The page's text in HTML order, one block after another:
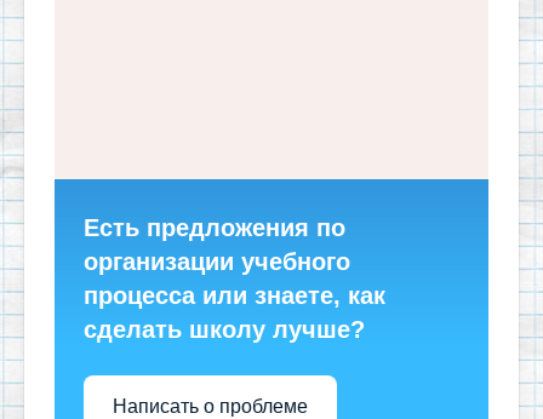
Есть предложения по
организации учебного
процесса или знаете, как
сделать школу лучше?
Написать о проблеме